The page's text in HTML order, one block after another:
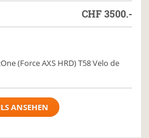
CHF3500.-
(Force AXS HRD) T58 Velo de
ANSEHEN